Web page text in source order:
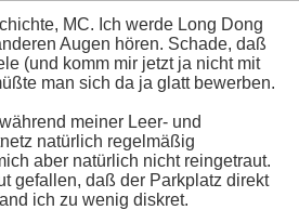
MC. Ich werde Long Dong
Augen hören. Schade, daß
(und komm mir jetzt ja nicht mit
man sich da ja glatt bewerben.
meiner Leer- und
natürlich regelmäßig
aber natürlich nicht reingetraut.
gefallen, daß der Parkplatz direkt
ich zu wenig diskret.